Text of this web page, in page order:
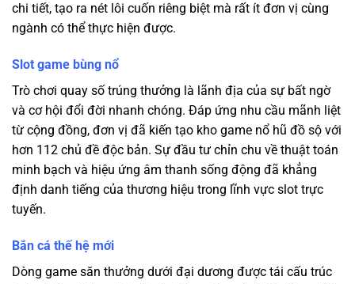
chi tiết, tạo ra nét lôi cuốn riêng biệt mà rất ít đơn vị cùng
ngành có thể thực hiện được.
Slot game bùng nổ
Trò chơi quay số trúng thưởng là lãnh địa của sự bất ngờ
và cơ hội đổi đời nhanh chóng. Đáp ứng nhu cầu mãnh liệt
từ cộng đồng, đơn vị đã kiến tạo kho game nổ hũ đồ sộ với
hơn 112 chủ đề độc bản. Sự đầu tư chỉn chu về thuật toán
minh bạch và hiệu ứng âm thanh sống động đã khẳng
định danh tiếng của thương hiệu trong lĩnh vực slot trực
tuyến.
Bắn cá thế hệ mới
Dòng game săn thưởng dưới đại dương được tái cấu trúc